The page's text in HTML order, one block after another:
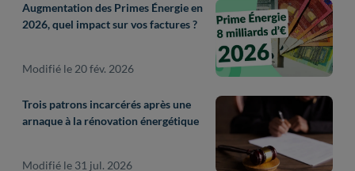
Augmentation des Primes Énergie en
2026, quel impact sur vos factures ?
Modifié le 20 fév. 2026
Trois patrons incarcérés après une
arnaque à la rénovation énergétique
Modifié le 31 jul. 2026